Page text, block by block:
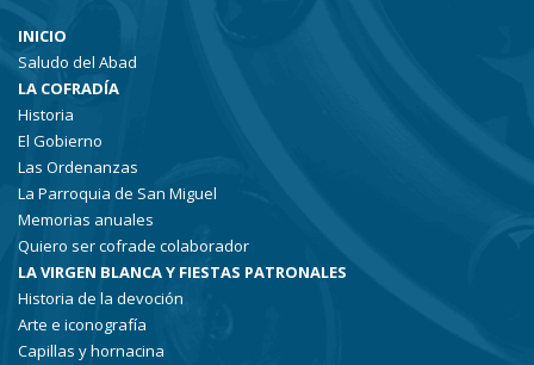
INICIO
Saludo del Abad
LA COFRADÍA
Historia
El Gobierno
Las Ordenanzas
La Parroquia de San Miguel
Memorias anuales
Quiero ser cofrade colaborador
LA VIRGEN BLANCA Y FIESTAS PATRONALES
Historia de la devoción
Arte e iconografía
Capillas y hornacina